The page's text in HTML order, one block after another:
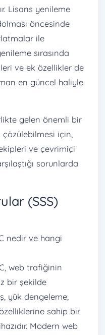
Lisans yenileme
öncesinde
ile
sırasında
ve ek özellikler de
en güncel haliyle
gelen önemli bir
çözülebilmesi için,
ve çevrimiçi
sorunlarda
(SSS)
nedir ve hangi
web trafiğinin
bir şekilde
yük dengeleme,
sahip bir
Modern web